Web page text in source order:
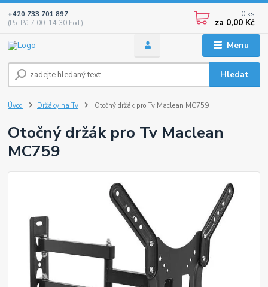
Menu
Hledat
+420 733 701 897
(Po–Pá 7:00–14:30 hod.)
0 ks
za 0,00 Kč
Úvod Držáky na Tv Otočný držák pro Tv Maclean MC759
Otočný držák pro Tv Maclean
MC759